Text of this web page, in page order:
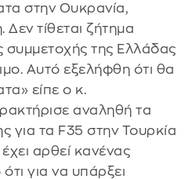
στην Ουκρανία,
τίθεται ζήτημα
συμμετοχής της Ελλάδας
Αυτό εξελήφθη ότι θα
είπε ο κ.
αναληθή τα
για τα F35 στην Τουρκία
αρθεί κανένας
για να υπάρξει